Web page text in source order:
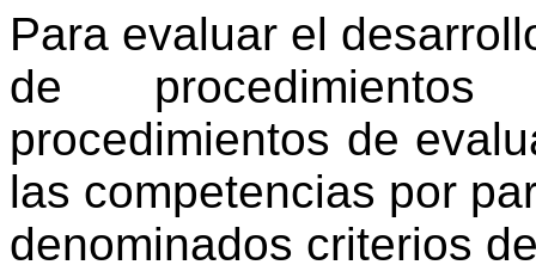
Para evaluar el
de
procedimientos de
las competencias por
denominados criterios